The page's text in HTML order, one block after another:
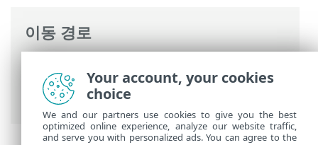
이동 경로
고급 설정
>장치 보호>이메일 클라이언트
보호> 메일 전송 보호 규칙 생성
Your account, your cookies
choice
We and our partners use cookies to give you the best
optimized online experience, analyze our website traffic,
and serve you with personalized ads. You can agree to the